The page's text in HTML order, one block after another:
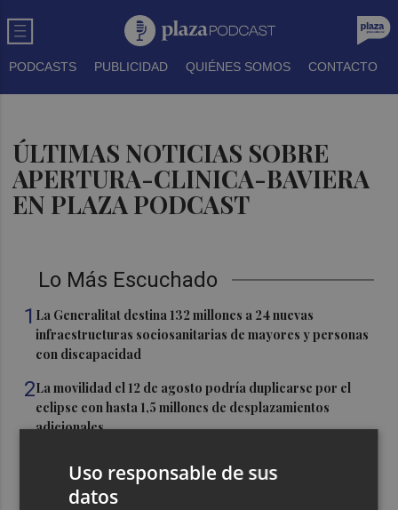
PODCASTS PUBLICIDAD QUIÉNES SOMOS CONTACTO
ÚLTIMAS NOTICIAS SOBRE
APERTURA-CLINICA-BAVIERA
EN PLAZA PODCAST
Lo Más Escuchado
1 La Generalitat destina 132 millones a 24 nuevas
infraestructuras sociosanitarias de mayores y personas
con discapacidad
2La movilidad el 12 de agosto podría duplicarse por el
eclipse con hasta 1,5 millones de desplazamientos
adicionales
Tírig para trabajar con medios aéreos
Uso responsable de sus
datos